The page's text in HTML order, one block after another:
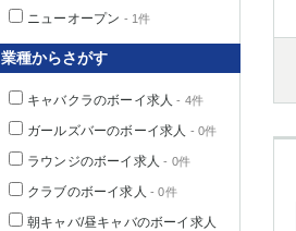
ニューオープン - 1件
業種からさがす
キャバクラのボーイ求人 - 4件
ガールズバーのボーイ求人 - 0件
ラウンジのボーイ求人 - 0件
クラブのボーイ求人 - 0件
朝キャバ/昼キャバのボーイ求人
千葉県